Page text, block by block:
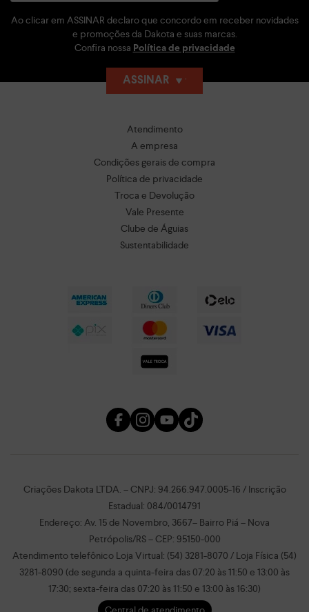
Ao clicar em ASSINAR declaro que concordo em receber novidades
e promoções da Dakota e suas marcas.
Confira nossa Política de privacidade
ASSINAR
Atendimento
A empresa
Condições gerais de compra
Política de privacidade
Troca e Devolução
Vale Presente
Clube de Águias
Sustentabilidade
Criações Dakota LTDA. – CNPJ: 94.266.947.0005-16 / Inscrição
Estadual: 084/0014791
Endereço: Av. 15 de Novembro, 3667– Bairro Piá – Nova
Petrópolis/RS – CEP: 95150-000
Atendimento telefônico Loja Virtual: (54) 3281-8070 / Loja Física (54)
3281-8090 (de segunda a quinta-feira das 07:20 às 11:50 e 13:00 às
17:30; sexta-feira das 07:20 às 11:50 e 13:00 às 16:30)